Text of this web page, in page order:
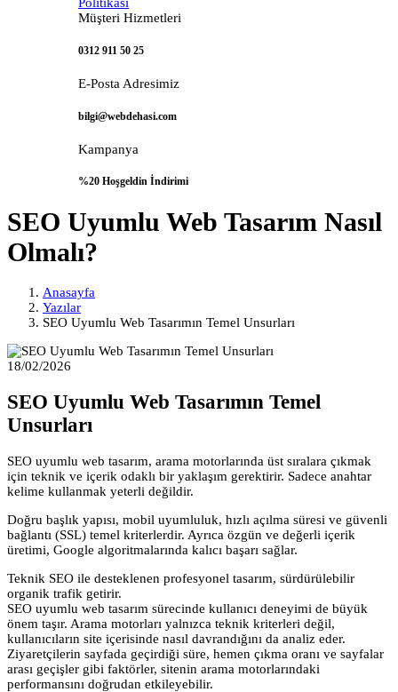
Politikası
Müşteri Hizmetleri
0312 911 50 25
E-Posta Adresimiz
bilgi@webdehasi.com
Kampanya
%20 Hoşgeldin İndirimi
SEO Uyumlu Web Tasarım Nasıl
Olmalı?
Anasayfa
Yazılar
SEO Uyumlu Web Tasarımın Temel Unsurları
18/02/2026
SEO Uyumlu Web Tasarımın Temel
Unsurları
SEO uyumlu web tasarım, arama motorlarında üst sıralara çıkmak
için teknik ve içerik odaklı bir yaklaşım gerektirir. Sadece anahtar
kelime kullanmak yeterli değildir.
Doğru başlık yapısı, mobil uyumluluk, hızlı açılma süresi ve güvenli
bağlantı (SSL) temel kriterlerdir. Ayrıca özgün ve değerli içerik
üretimi, Google algoritmalarında kalıcı başarı sağlar.
Teknik SEO ile desteklenen profesyonel tasarım, sürdürülebilir
organik trafik getirir.
SEO uyumlu web tasarım sürecinde kullanıcı deneyimi de büyük
önem taşır. Arama motorları yalnızca teknik kriterleri değil,
kullanıcıların site içerisinde nasıl davrandığını da analiz eder.
Ziyaretçilerin sayfada geçirdiği süre, hemen çıkma oranı ve sayfalar
arası geçişler gibi faktörler, sitenin arama motorlarındaki
performansını doğrudan etkileyebilir.